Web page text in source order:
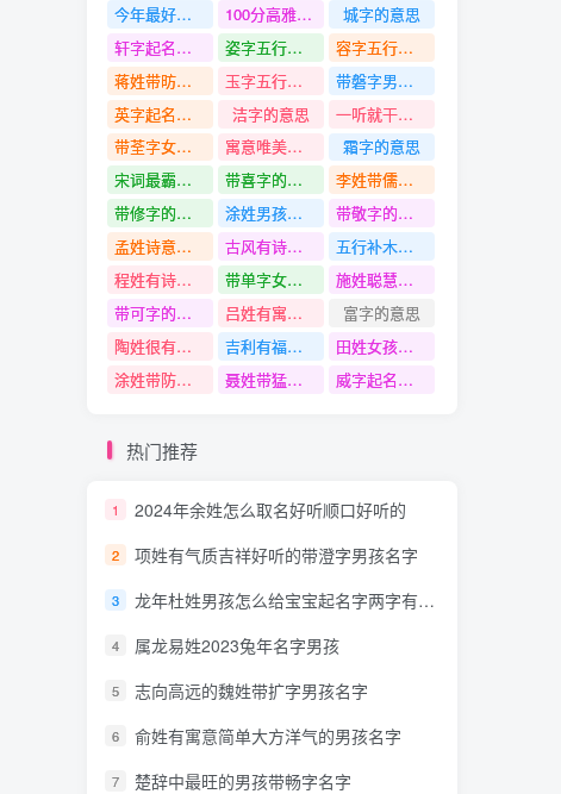
今年最好听的男孩名字
100分高雅的女孩名字
城字的意思
轩字起名寓意
姿字五行是什么
容字五行是什么
蒋姓带昉字名字
玉字五行是什么
带磐字男孩名字
英字起名寓意
洁字的意思
一听就干净文雅的女孩名字
带荃字女孩名字
寓意唯美空灵的女孩名字
霜字的意思
宋词最霸气的男孩名字
带喜字的名字
李姓带儒字名字
带修字的名字
涂姓男孩名字
带敬字的名字
孟姓诗意淡雅100分的名字
古风有诗意的男孩名字
五行补木的女孩名字
程姓有诗意又儒雅的名字
带单字女孩名字
施姓聪慧大方的名字
带可字的名字
吕姓有寓意好听的名字
富字的意思
陶姓很有文采的名字
吉利有福气的男孩名字
田姓女孩名字
涂姓带防字名字
聂姓带猛字名字 威字起名寓意
热门推荐
1 2024年余姓怎么取名好听顺口好听的
2 项姓有气质吉祥好听的带澄字男孩名字
3 龙年杜姓男孩怎么给宝宝起名字两字有含义的
4 属龙易姓2023兔年名字男孩
5 志向高远的魏姓带扩字男孩名字
6 俞姓有寓意简单大方洋气的男孩名字
7 楚辞中最旺的男孩带畅字名字